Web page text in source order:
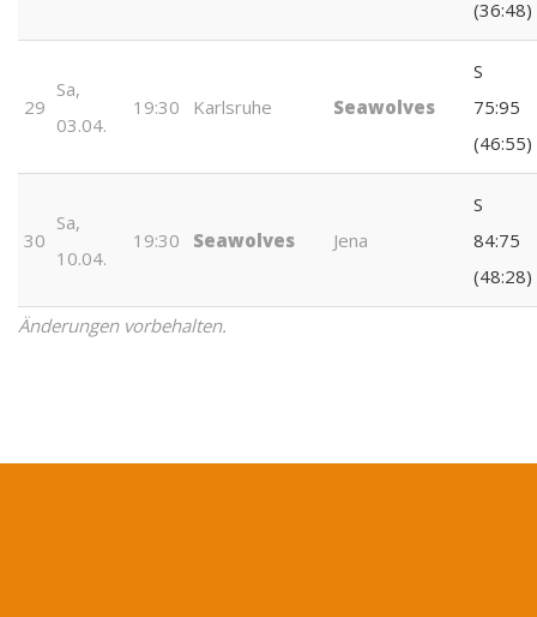
(36:48)
29
Sa,
03.04.
19:30 Karlsruhe Seawolves
S
75:95
(46:55)
30
Sa,
10.04.
19:30 Seawolves Jena
S
84:75
(48:28)
Änderungen vorbehalten.